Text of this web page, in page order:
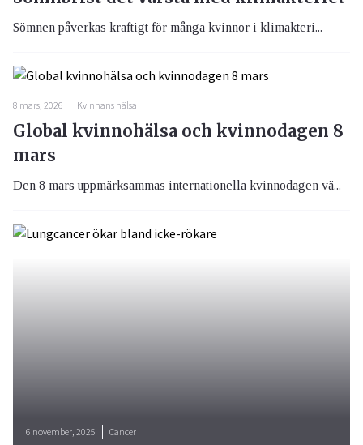
Sömnen påverkas kraftigt för många kvinnor i klimakteri...
8 mars, 2026 Kvinnans hälsa
Global kvinnohälsa och kvinnodagen 8
mars
Den 8 mars uppmärksammas internationella kvinnodagen vä...
6 november, 2025 Cancer